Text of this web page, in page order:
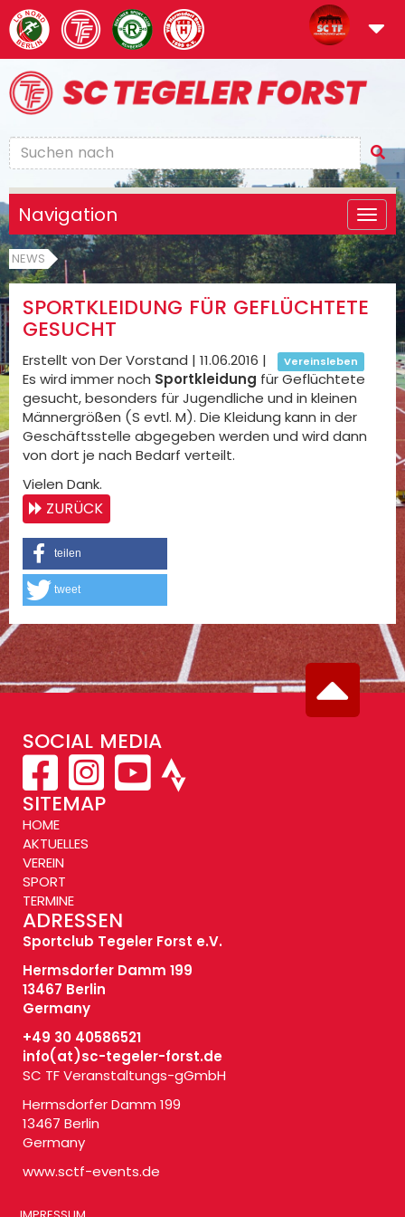
Navigation
NEWS
SPORTKLEIDUNG FÜR GEFLÜCHTETE
GESUCHT
Erstellt von Der Vorstand | 11.06.2016 | Vereinsleben
Es wird immer noch Sportkleidung für Geflüchtete
gesucht, besonders für Jugendliche und in kleinen
Männergrößen (S evtl. M). Die Kleidung kann in der
Geschäftsstelle abgegeben werden und wird dann
von dort je nach Bedarf verteilt.
Vielen Dank.
ZURÜCK
teilen
tweet
SOCIAL MEDIA
SITEMAP
HOME
AKTUELLES
VEREIN
SPORT
TERMINE
ADRESSEN
Sportclub Tegeler Forst e.V.
Hermsdorfer Damm 199
13467 Berlin
Germany
+49 30 40586521
info(at)sc-tegeler-forst.de
SC TF Veranstaltungs-gGmbH
Hermsdorfer Damm 199
13467 Berlin
Germany
www.sctf-events.de